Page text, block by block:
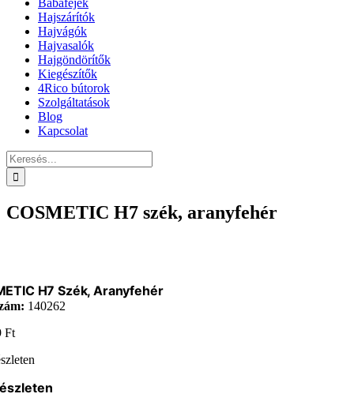
Babafejek
Hajszárítók
Hajvágók
Hajvasalók
Hajgöndörítők
Kiegészítők
4Rico bútorok
Szolgáltatások
Blog
Kapcsolat
Keresés...
COSMETIC H7 szék, aranyfehér
H7 Szék, Aranyfehér
140262
Ft